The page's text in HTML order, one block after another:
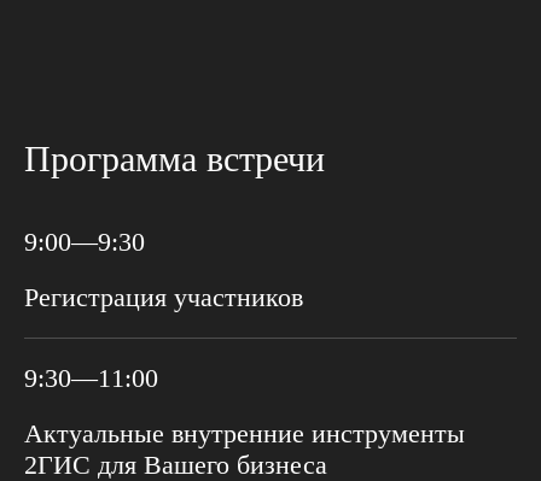
Программа встречи
9:00—9:30
Регистрация участников
9:30—11:00
Актуальные внутренние инструменты
2ГИС для Вашего бизнеса